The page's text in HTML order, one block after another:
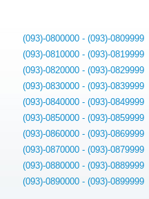
(093)-0800000 - (093)-0809999
(093)-0810000 - (093)-0819999
(093)-0820000 - (093)-0829999
(093)-0830000 - (093)-0839999
(093)-0840000 - (093)-0849999
(093)-0850000 - (093)-0859999
(093)-0860000 - (093)-0869999
(093)-0870000 - (093)-0879999
(093)-0880000 - (093)-0889999
(093)-0890000 - (093)-0899999